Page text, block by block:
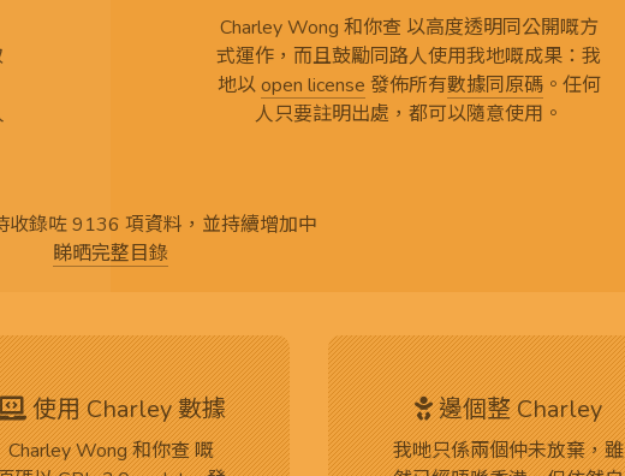
Charley Wong 和你查 以高度透明同公開嘅方
式運作，而且鼓勵同路人使用我地嘅成果：我
地以open license 發佈所有數據同原碼。任何
人只要註明出處，都可以隨意使用。
收錄咗 9136 項資料，並持續增加中
睇晒完整目錄
使用 Charley 數據
Charley Wong 和你查 嘅
邊個整 Charley
我哋只係兩個仲未放棄，雖